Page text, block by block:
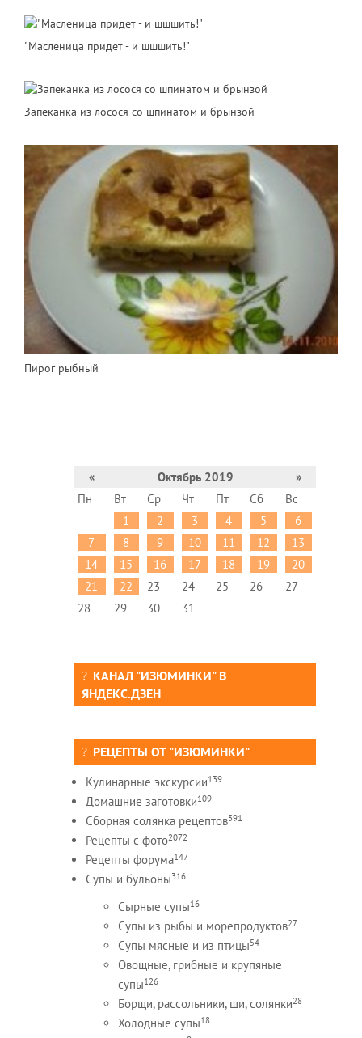
"Масленица придет - и шшшить!"
Запеканка из лосося со шпинатом и брынзой
Пирог рыбный
« Октябрь 2019
»
Пн
Вт Ср Чт Пт Сб
Вс
1
2 3 4 5
6
7
8 9 10 11 12
13
14
15 16 17 18 19
20
21
22 23 24 25 26
27
28
29 30 31
КАНАЛ "ИЗЮМИНКИ" В
ЯНДЕКС.ДЗЕН
РЕЦЕПТЫ ОТ "ИЗЮМИНКИ"
Кулинарные экскурсии139
Домашние заготовки109
Сборная солянка рецептов391
Рецепты c фото2072
Рецепты форума147
Супы и бульоны316
Сырные супы16
Супы из рыбы и морепродуктов27
Супы мясные и из птицы54
Овощные, грибные и крупяные
супы126
Борщи, рассольники, щи, солянки28
Холодные супы18